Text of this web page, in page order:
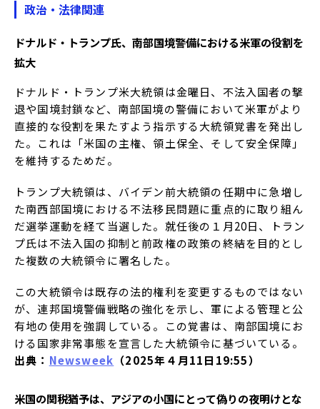
政治・法律関連
ドナルド・トランプ氏、南部国境警備における米軍の役割を
拡大
ドナルド・トランプ米大統領は金曜日、不法入国者の撃
退や国境封鎖など、南部国境の警備において米軍がより
直接的な役割を果たすよう指示する大統領覚書を発出し
た。これは「米国の主権、領土保全、そして安全保障」
を維持するためだ。
トランプ大統領は、バイデン前大統領の任期中に急増し
た南西部国境における不法移民問題に重点的に取り組ん
だ選挙運動を経て当選した。就任後の１月20日、トラン
プ氏は不法入国の抑制と前政権の政策の終結を目的とし
た複数の大統領令に署名した。
この大統領令は既存の法的権利を変更するものではない
が、連邦国境警備戦略の強化を示し、軍による管理と公
有地の使用を強調している。この覚書は、南部国境にお
ける国家非常事態を宣言した大​​統領令に基づいている。
出典： Newsweek （2025年４月11日19:55）
米国の関税猶予は、アジアの小国にとって偽りの夜明けとな